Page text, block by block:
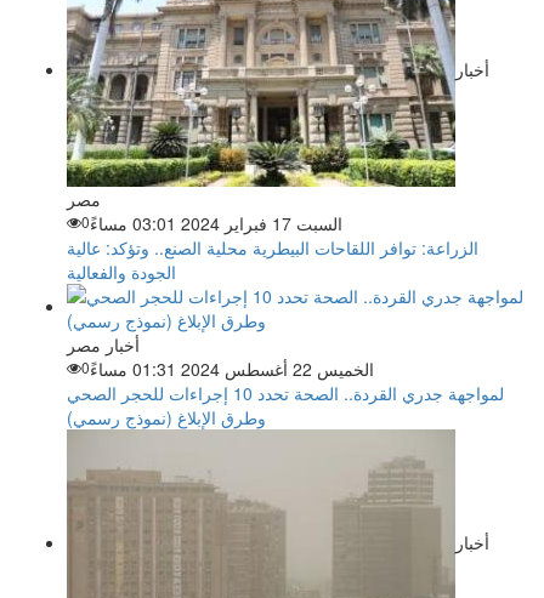
أخبار
مصر
السبت 17 فبراير 2024 03:01 مساءً
0
الزراعة: توافر اللقاحات البيطرية محلية الصنع.. وتؤكد: عالية
الجودة والفعالية
أخبار مصر
الخميس 22 أغسطس 2024 01:31 مساءً
0
لمواجهة جدري القردة.. الصحة تحدد 10 إجراءات للحجر الصحي
وطرق الإبلاغ (نموذج رسمي)
أخبار